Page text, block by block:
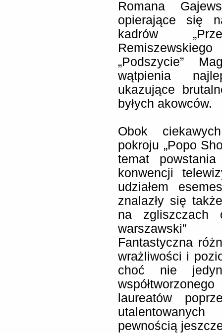
Romana
opierające się
kadrów
„Podszycie”
wątpienia
ukazujące
byłych akowców.
Obok
pokroju „Popo
temat
konwencji
udziałem
znalazły się
na zgliszczach
warszawski”
Fantastyczna
wrażliwości i
choć nie
laureatów
pewnością